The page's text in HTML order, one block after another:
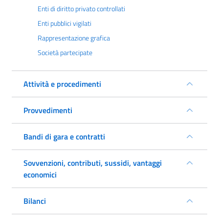
Enti di diritto privato controllati
Enti pubblici vigilati
Rappresentazione grafica
Società partecipate
Attività e procedimenti
Provvedimenti
Bandi di gara e contratti
Sovvenzioni, contributi, sussidi, vantaggi
economici
Bilanci